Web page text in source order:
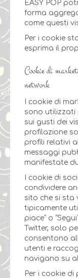
EASY POP
forma
come questi
Per i cookie
esprima il
Cookie di
network
I cookie di
sono utilizzati
sui gusti dei
profilazione
profili relativi
messaggi
manifestate
I cookie di
condividere
sito che si sta
tipicamente
piace” o
Twitter, solo
consentono
utenti e
navigano su
Per i cookie